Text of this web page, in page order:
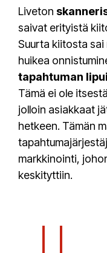
Liveton
saivat erityistä
Suurta kiitosta sai
huikea
tapahtuman
Tämä ei ole
jolloin asiakkaat
hetkeen. Tämän
markkinointi,
keskityttiin.